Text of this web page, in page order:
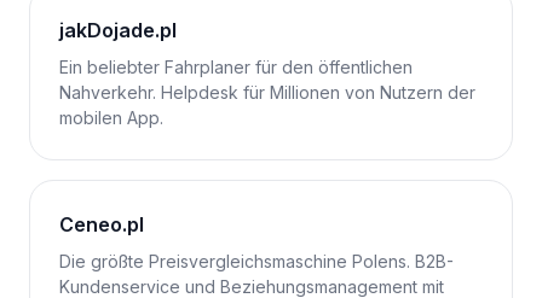
jakDojade.pl
Ein beliebter Fahrplaner für den öffentlichen
Nahverkehr. Helpdesk für Millionen von Nutzern der
mobilen App.
Ceneo.pl
Die größte Preisvergleichsmaschine Polens. B2B-
Kundenservice und Beziehungsmanagement mit